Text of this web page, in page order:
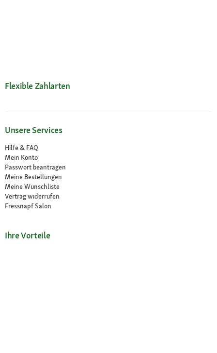
Flexible Zahlarten
Unsere Services
Hilfe & FAQ
Mein Konto
Passwort beantragen
Meine Bestellungen
Meine Wunschliste
Vertrag widerrufen
Fressnapf Salon
Ihre Vorteile